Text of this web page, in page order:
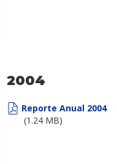
2004
Reporte Anual 2004
(1.24 MB)